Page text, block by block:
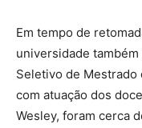
Em tempo de
universidade
Seletivo de Mestrado
com atuação dos
Wesley, foram cerca